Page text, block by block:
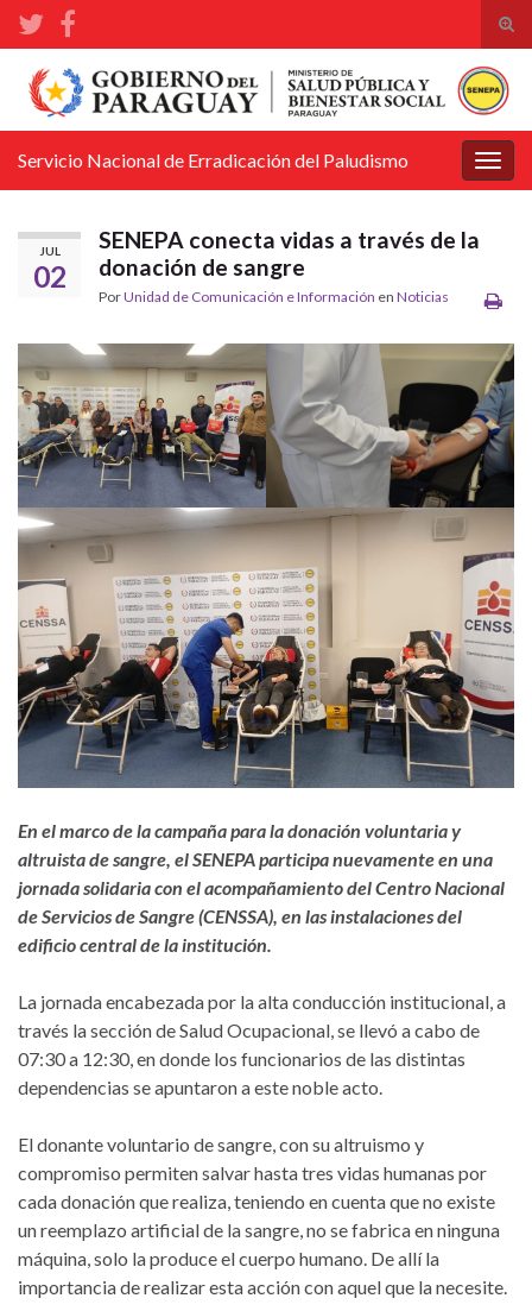
el
de
Search for:
la
Servicio Nacional de Erradicación del Paludismo
JUL
02
SENEPA conecta vidas a través de la
donación de sangre
PorUnidad de Comunicación e Información en Noticias
En el marco de la campaña para la donación voluntaria y
altruista de sangre, el SENEPA participa nuevamente en una
jornada solidaria con el acompañamiento del Centro Nacional
de Servicios de Sangre (CENSSA), en las instalaciones del
edificio central de la institución.
La jornada encabezada por la alta conducción institucional, a
través la sección de Salud Ocupacional, se llevó a cabo de
07:30 a 12:30, en donde los funcionarios de las distintas
dependencias se apuntaron a este noble acto.
El donante voluntario de sangre, con su altruismo y
compromiso permiten salvar hasta tres vidas humanas por
cada donación que realiza, teniendo en cuenta que no existe
un reemplazo artificial de la sangre, no se fabrica en ninguna
máquina, solo la produce el cuerpo humano. De allí la
importancia de realizar esta acción con aquel que la necesite.